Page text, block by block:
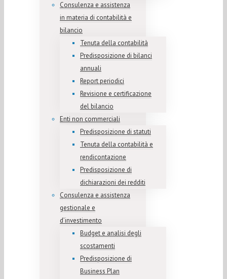
Consulenza e assistenza
in materia di contabilità e
bilancio
Tenuta della contabilità
Predisposizione di bilanci
annuali
Report periodici
Revisione e certificazione
del bilancio
Enti non commerciali
Predisposizione di statuti
Tenuta della contabilità e
rendicontazione
Predisposizione di
dichiarazioni dei redditi
Consulenza e assistenza
gestionale e
d’investimento
Budget e analisi degli
scostamenti
Predisposizione di
Business Plan